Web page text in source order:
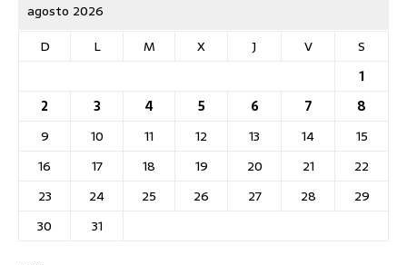
agosto 2026
D
L M X J V
S
1
2
3 4 5 6 7
8
9
10 11 12 13 14
15
16
17 18 19 20 21
22
23
24 25 26 27 28
29
30
31